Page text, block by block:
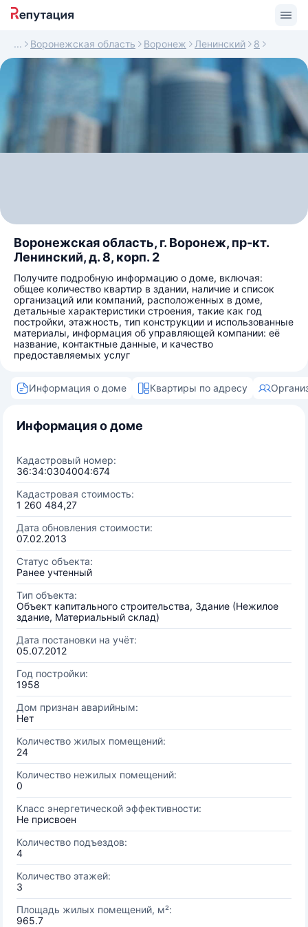
Воронежская область Воронеж Ленинский 8
Воронежская область, г. Воронеж, пр-кт.
Ленинский, д. 8, корп. 2
Получите подробную информацию о доме, включая:
общее количество квартир в здании, наличие и список
организаций или компаний, расположенных в доме,
детальные характеристики строения, такие как год
постройки, этажность, тип конструкции и использованные
материалы, информация об управляющей компании: её
название, контактные данные, и качество
предоставляемых услуг
Информация о доме Квартиры по адресу
Информация о доме
Кадастровый номер:
36:34:0304004:674
Кадастровая стоимость:
1 260 484,27
Дата обновления стоимости:
07.02.2013
Статус объекта:
Ранее учтенный
Тип объекта:
Объект капитального строительства, Здание (Нежилое
здание, Материальный склад)
Дата постановки на учёт:
05.07.2012
Год постройки:
1958
Дом признан аварийным:
Нет
Количество жилых помещений:
24
Количество нежилых помещений:
0
Класс энергетической эффективности:
Не присвоен
Количество подъездов:
4
Количество этажей:
3
Площадь жилых помещений, м²:
965.7